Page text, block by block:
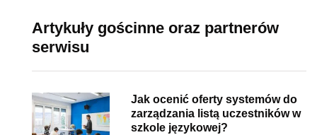
Artykuły gościnne oraz partnerów
serwisu
Jak ocenić oferty systemów do
zarządzania listą uczestników w
szkole językowej?